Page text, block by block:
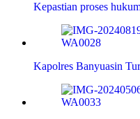
Kepastian proses
Kapolres Banyuasin